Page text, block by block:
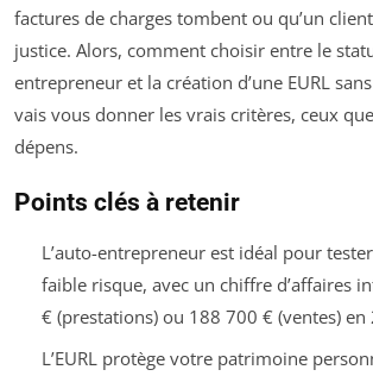
factures de charges tombent ou qu’un
justice. Alors, comment choisir entre le
entrepreneur et la création d’une EURL
vais vous donner les vrais critères, ceux
dépens.
Points clés à retenir
L’auto-entrepreneur est idéal pour
faible risque, avec un chiffre d’affaires
€ (prestations) ou 188 700 € (ventes) en
L’EURL protège votre patrimoine